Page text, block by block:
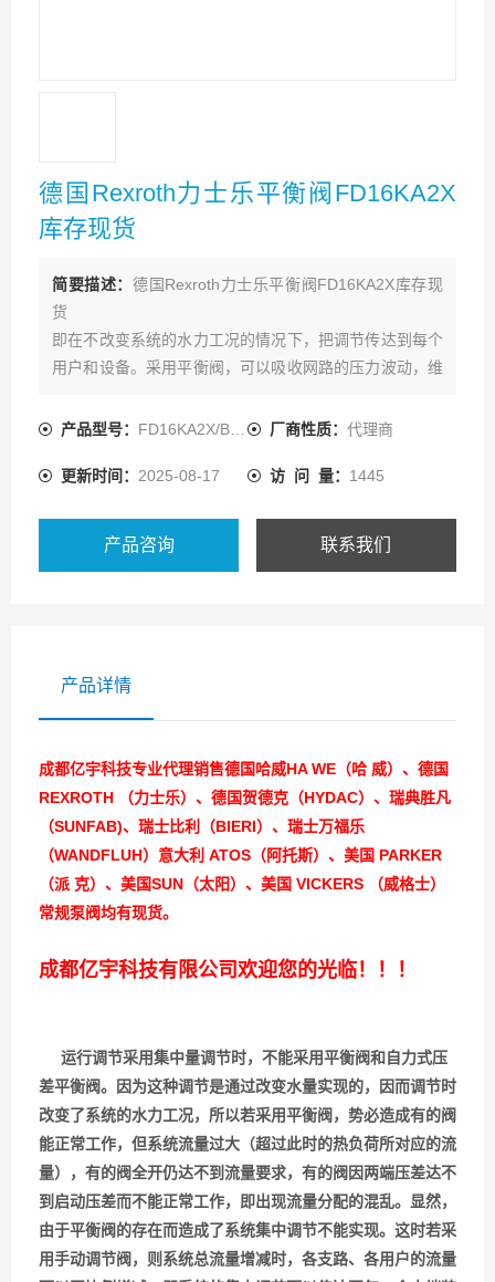
德国Rexroth力士乐平衡阀FD16KA2X
库存现货
简要描述： 德国Rexroth力士乐平衡阀FD16KA2X库存现
货
即在不改变系统的水力工况的情况下，把调节传达到每个
用户和设备。采用平衡阀，可以吸收网路的压力波动，维
产品型号： FD16KA2X/B03V 厂商性质： 代理商
更新时间： 2025-08-17 访 问 量： 1445
产品咨询 联系我们
产品详情
成都亿宇科技专业代理销售德国哈威HA WE（哈 威）、德国
REXROTH （力士乐）、德国贺德克（HYDAC）、瑞典胜凡
（SUNFAB)、瑞士比利（BIERI）、瑞士万福乐
（WANDFLUH）意大利 ATOS（阿托斯）、美国 PARKER
（派 克）、美国SUN（太阳）、美国 VICKERS （威格士）
常规泵阀均有现货。
成都亿宇科技有限公司欢迎您的光临！！！
运行调节采用集中量调节时，不能采用平衡阀和自力式压
差平衡阀。因为这种调节是通过改变水量实现的，因而调节时
改变了系统的水力工况，所以若采用平衡阀，势必造成有的阀
能正常工作，但系统流量过大（超过此时的热负荷所对应的流
量），有的阀全开仍达不到流量要求，有的阀因两端压差达不
到启动压差而不能正常工作，即出现流量分配的混乱。显然，
由于平衡阀的存在而造成了系统集中调节不能实现。这时若采
用手动调节阀，则系统总流量增减时，各支路、各用户的流量